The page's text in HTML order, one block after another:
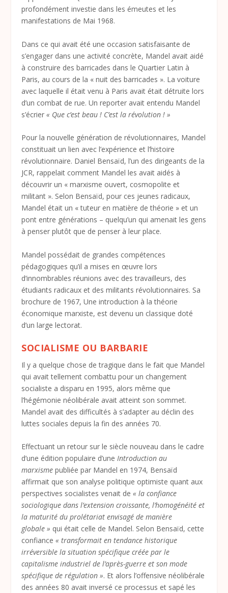
profondément investie dans les émeutes et les
manifestations de Mai 1968.
Dans ce qui avait été une occasion satisfaisante de
s’engager dans une activité concrète, Mandel avait aidé
à construire des barricades dans le Quartier Latin à
Paris, au cours de la « nuit des barricades ». La voiture
avec laquelle il était venu à Paris avait était détruite lors
d’un combat de rue. Un reporter avait entendu Mandel
s’écrier« Que c’est beau ! C’est la révolution ! »
Pour la nouvelle génération de révolutionnaires, Mandel
constituait un lien avec l’expérience et l’histoire
révolutionnaire. Daniel Bensaïd, l’un des dirigeants de la
JCR, rappelait comment Mandel les avait aidés à
découvrir un « marxisme ouvert, cosmopolite et
militant ». Selon Bensaïd, pour ces jeunes radicaux,
Mandel était un « tuteur en matière de théorie » et un
pont entre générations – quelqu’un qui amenait les gens
à penser plutôt que de penser à leur place.
Mandel possédait de grandes compétences
pédagogiques qu’il a mises en œuvre lors
d’innombrables réunions avec des travailleurs, des
étudiants radicaux et des militants révolutionnaires. Sa
brochure de 1967, Une introduction à la théorie
économique marxiste, est devenu un classique doté
d’un large lectorat.
SOCIALISME OU BARBARIE
Il y a quelque chose de tragique dans le fait que Mandel
qui avait tellement combattu pour un changement
socialiste a disparu en 1995, alors même que
l’hégémonie néolibérale avait atteint son sommet.
Mandel avait des difficultés à s’adapter au déclin des
luttes sociales depuis la fin des années 70.
Effectuant un retour sur le siècle nouveau dans le cadre
d’une édition populaire d’uneIntroduction au
marxisme publiée par Mandel en 1974, Bensaïd
affirmait que son analyse politique optimiste quant aux
perspectives socialistes venait de« la confiance
sociologique dans l’extension croissante, l’homogénéité et
la maturité du prolétariat envisagé de manière
globale » qui était celle de Mandel. Selon Bensaïd, cette
confiance« transformait en tendance historique
irréversible la situation spécifique créée par le
capitalisme industriel de l’après-guerre et son mode
spécifique de régulation ». Et alors l’offensive néolibérale
des années 80 avait inversé ce processus et sapé les